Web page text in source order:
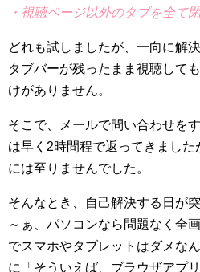
・視聴ページ以外のタブを全て
どれも試しましたが、一向に解
タブバーが残ったまま視聴して
けがありません。
そこで、メールで問い合わせを
は早く2時間程で返ってきまし
には至りませんでした。
そんなとき、自己解決する日が
～ぁ、パソコンなら問題なく全
でスマホやタブレットはダメな
に「そういえば、ブラウザアプ